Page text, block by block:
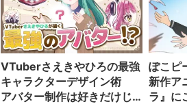
VTuberさえきやひろの最強
キャラクターデザイン術
アバター制作は好きだけじ
ぽこピ
新作ア
ラ』に